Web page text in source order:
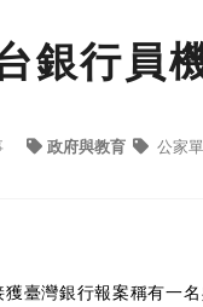
銀行員
政府與教育 公家
臺灣銀行報案稱有一